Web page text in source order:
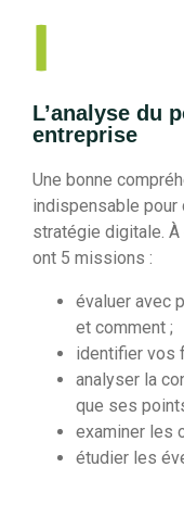
L’analyse du
entreprise
Une bonne
indispensable
stratégie digitale.
ont 5 missions :
évaluer avec
et comment ;
identifier vos
analyser la
que ses
examiner les
étudier les